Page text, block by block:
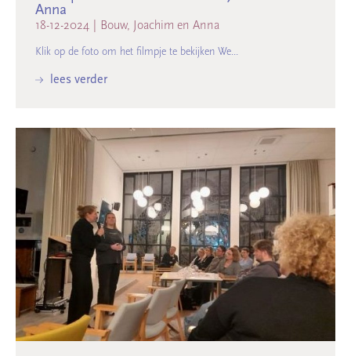
Anna
18-12-2024 Bouw, Joachim en Anna
Klik op de foto om het filmpje te bekijken We...
lees verder